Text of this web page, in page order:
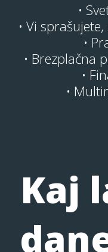
•
• Vi
•
• Brezplačna
•
•
Kaj